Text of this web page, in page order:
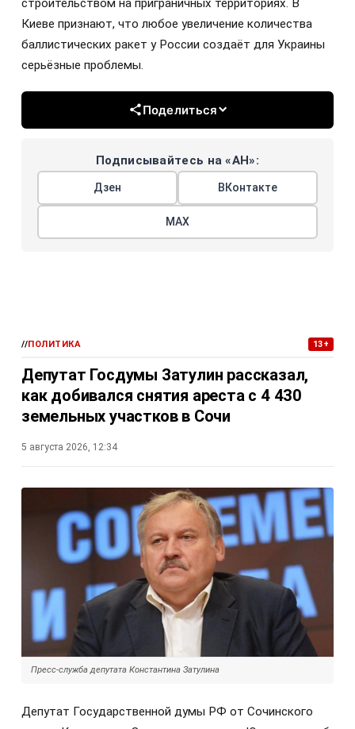
строительством на приграничных территориях. В
Киеве признают, что любое увеличение количества
баллистических ракет у России создаёт для Украины
серьёзные проблемы.
Поделиться
Подписывайтесь на «АН»:
Дзен ВКонтакте
МАХ
//ПОЛИТИКА 13+
Депутат Госдумы Затулин рассказал,
как добивался снятия ареста с 4 430
земельных участков в Сочи
5 августа 2026, 12:34
Пресс-служба депутата Константина Затулина
Депутат Государственной думы РФ от Сочинского